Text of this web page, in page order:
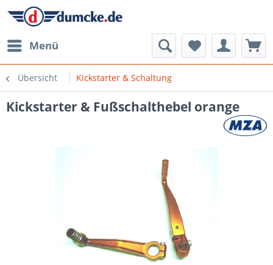
Menü
Übersicht Kickstarter & Schaltung
Kickstarter & Fußschalthebel orange